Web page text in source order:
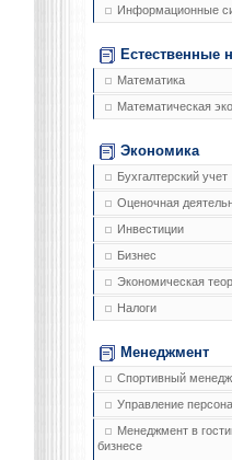
Информационные
Естественные
Математика
Математическая
Экономика
Бухгалтерский учет
Оценочная
Инвестиции
Бизнес
Экономическая
Налоги
Менеджмент
Спортивный
Управление
Менеджмент в
бизнесе